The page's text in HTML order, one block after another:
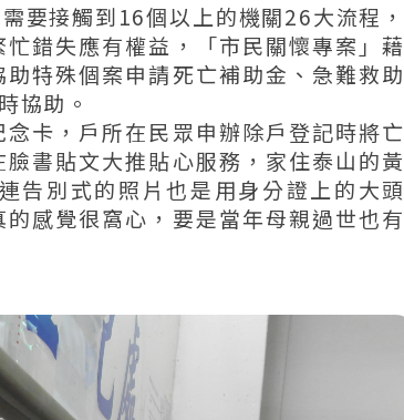
要接觸到16個以上的機關26大流程，
錯失應有權益，「市民關懷專案」藉
特殊個案申請死亡補助金、急難救助
協助。
卡，戶所在民眾申辦除戶登記時將亡
書貼文大推貼心服務，家住泰山的黃
告別式的照片也是用身分證上的大頭
感覺很窩心，要是當年母親過世也有